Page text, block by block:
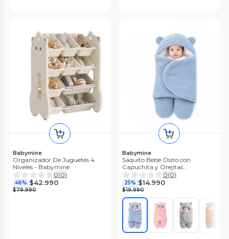
Babymine
Organizador De Juguetes 4
Niveles - Babymine
0(0)
46% $42.990
$79.990
Babymine
Saquito Bebé Osito con
Capuchita y Orejitas
BABYMINE
0(0)
25% $14.990
$19.990